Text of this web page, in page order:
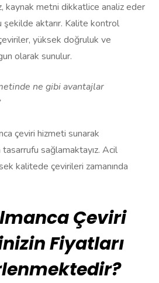
kaynak metni dikkatlice analiz eder
aktarır. Kalite kontrol
yüksek doğruluk ve
olarak sunulur.
ne gibi avantajlar
çeviri hizmeti sunarak
sağlamaktayız. Acil
kalitede çevirileri zamanında
Çeviri
Fiyatları